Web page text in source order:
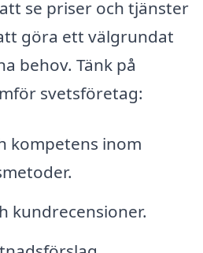
se priser och tjänster
göra ett välgrundat
behov. Tänk på
svetsföretag:
kompetens inom
kundrecensioner.